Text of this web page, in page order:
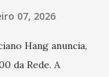
07, 2026
Hang anuncia,
da Rede. A